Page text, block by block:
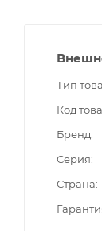
Тип
Код
Бренд
Серия
Страна